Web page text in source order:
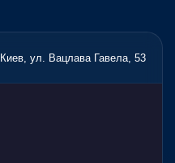
Киев, ул. Вацлава Гавела, 53